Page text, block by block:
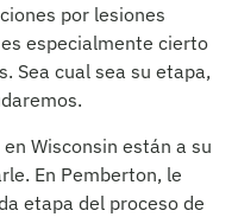
por lesiones
especialmente cierto
Sea cual sea su etapa,
Wisconsin están a su
En Pemberton, le
etapa del proceso de